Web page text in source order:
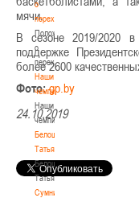
о
переходах
Положение
о
переходах
Наши
чемпионы
Наши
чемпионы
Белошапко
Татьяна
Белошапко
Татьяна
Сумникова
мячи.
В сезоне 2019/2020 в
поддержке
более 2600
Фото: gp.by
24.10.2019